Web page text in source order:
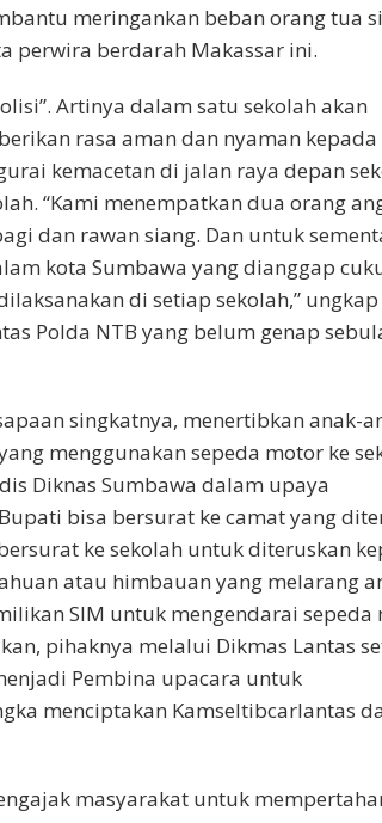
meringankan beban orang tua
perwira berdarah Makassar ini.
Artinya dalam satu sekolah akan
rasa aman dan nyaman kepada
kemacetan di jalan raya depan
“Kami menempatkan dua orang
dan rawan siang. Dan untuk
kota Sumbawa yang dianggap
di setiap sekolah,” ungkap
Polda NTB yang belum genap
singkatnya, menertibkan anak-
menggunakan sepeda motor ke
Diknas Sumbawa dalam upaya
bisa bersurat ke camat yang
ke sekolah untuk diteruskan
atau himbauan yang melarang
SIM untuk mengendarai sepeda
pihaknya melalui Dikmas Lantas
Pembina upacara untuk
menciptakan Kamseltibcarlantas
masyarakat untuk